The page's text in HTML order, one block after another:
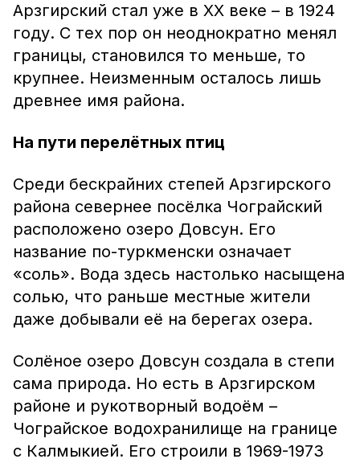
Арзгирский стал уже в XX веке – в 1924
году. С тех пор он неоднократно менял
границы, становился то меньше, то
крупнее. Неизменным осталось лишь
древнее имя района.
На пути перелётных птиц
Среди бескрайних степей Арзгирского
района севернее посёлка Чограйский
расположено озеро Довсун. Его
название по-туркменски означает
«соль». Вода здесь настолько насыщена
солью, что раньше местные жители
даже добывали её на берегах озера.
Солёное озеро Довсун создала в степи
сама природа. Но есть в Арзгирском
районе и рукотворный водоём –
Чограйское водохранилище на границе
с Калмыкией. Его строили в 1969-1973